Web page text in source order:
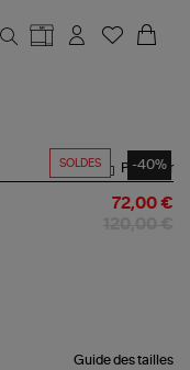
SOLDES -40%
Partager
72,00 €
Guide des tailles